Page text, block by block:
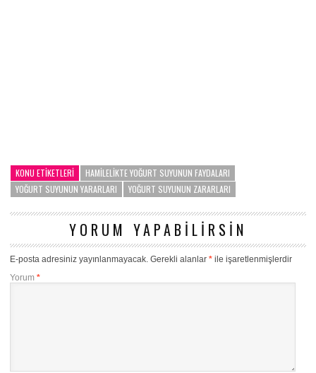
KONU ETIKETLERI
HAMILELIKTE YOĞURT SUYUNUN FAYDALARI
YOĞURT SUYUNUN YARARLARI
YOĞURT SUYUNUN ZARARLARI
YORUM YAPABILIRSIN
E-posta adresiniz yayınlanmayacak. Gerekli alanlar * ile işaretlenmişlerdir
Yorum *